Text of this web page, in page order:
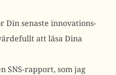
Din senaste innovations-
att läsa Dina
SNS-rapport, som jag